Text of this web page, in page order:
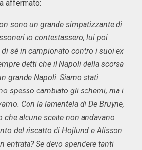
affermato:
sono un grande simpatizzante di
lo contestassero, lui poi
sé in campionato contro i suoi ex
detti che il Napoli della scorsa
grande Napoli. Siamo stati
spesso cambiato gli schemi, ma i
Con la lamentela di De Bruyne,
che alcune scelte non andavano
del riscatto di Hojlund e Alisson
entrata? Se devo spendere tanti